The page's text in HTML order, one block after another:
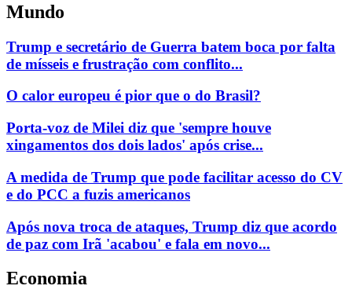
Mundo
Trump e secretário de Guerra batem boca por falta
de mísseis e frustração com conflito...
O calor europeu é pior que o do Brasil?
Porta-voz de Milei diz que 'sempre houve
xingamentos dos dois lados' após crise...
A medida de Trump que pode facilitar acesso do CV
e do PCC a fuzis americanos
Após nova troca de ataques, Trump diz que acordo
de paz com Irã 'acabou' e fala em novo...
Economia